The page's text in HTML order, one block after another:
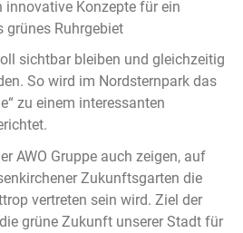
innovative Konzepte für ein
grünes Ruhrgebiet
sichtbar bleiben und gleichzeitig
So wird im Nordsternpark das
zu einem interessanten
AWO Gruppe auch zeigen, auf
Zukunftsgarten die
vertreten sein wird. Ziel der
grüne Zukunft unserer Stadt für